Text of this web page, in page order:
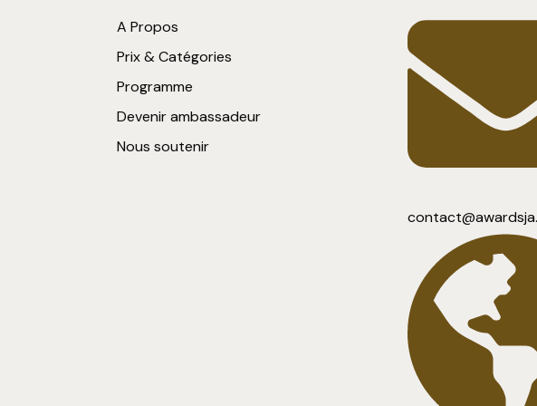
A Propos
Prix & Catégories
Programme
Devenir ambassadeur
Nous soutenir